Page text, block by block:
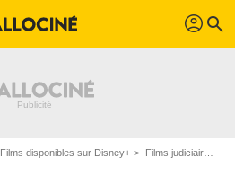
profil search
Films disponibles sur Disney+ Films judiciaire disponibles sur Disney+